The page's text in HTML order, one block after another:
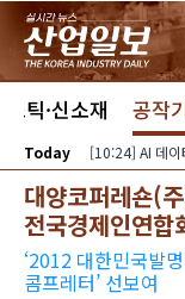
본문 바로가기
틱·신소재 공작
Today [10:24] AI 데이
대양코퍼레숀(
전국경제인연합
‘2012 대한민국발
콤프레터’ 선보여